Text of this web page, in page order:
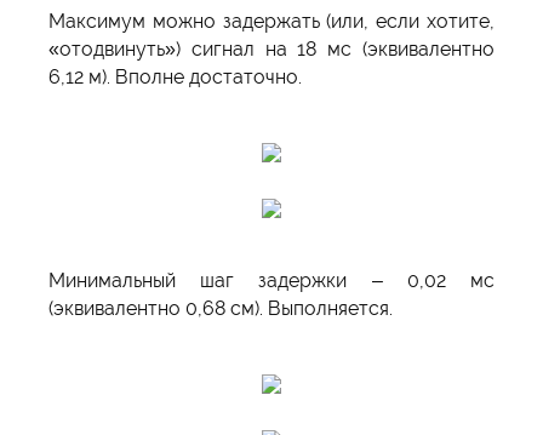
Максимум можно задержать (или, если хотите,
«отодвинуть») сигнал на 18 мс (эквивалентно
6,12 м). Вполне достаточно.
Минимальный шаг задержки – 0,02 мс
(эквивалентно 0,68 см). Выполняется.